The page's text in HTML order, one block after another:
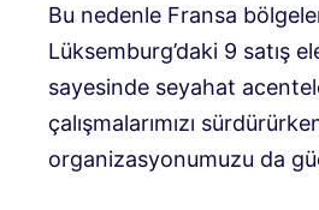
Bu nedenle Fransa
Lüksemburg’daki 9 satış
sayesinde seyahat
çalışmalarımızı
organizasyonumuzu da